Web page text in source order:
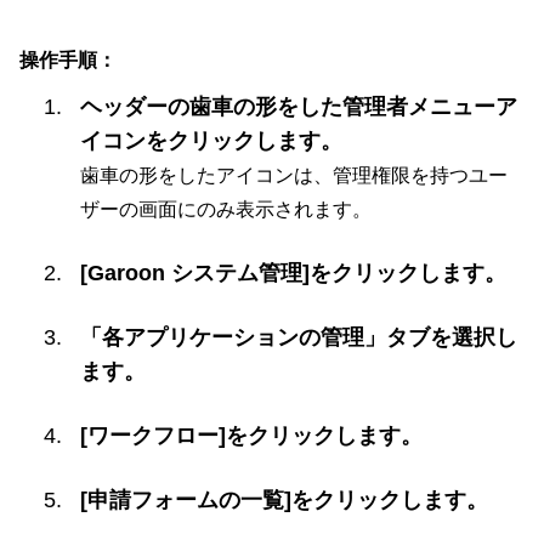
操作手順：
ヘッダーの歯車の形をした管理者メニューア
イコンをクリックします。
歯車の形をしたアイコンは、管理権限を持つユー
ザーの画面にのみ表示されます。
[Garoon システム管理]をクリックします。
「各アプリケーションの管理」タブを選択し
ます。
[ワークフロー]をクリックします。
[申請フォームの一覧]をクリックします。